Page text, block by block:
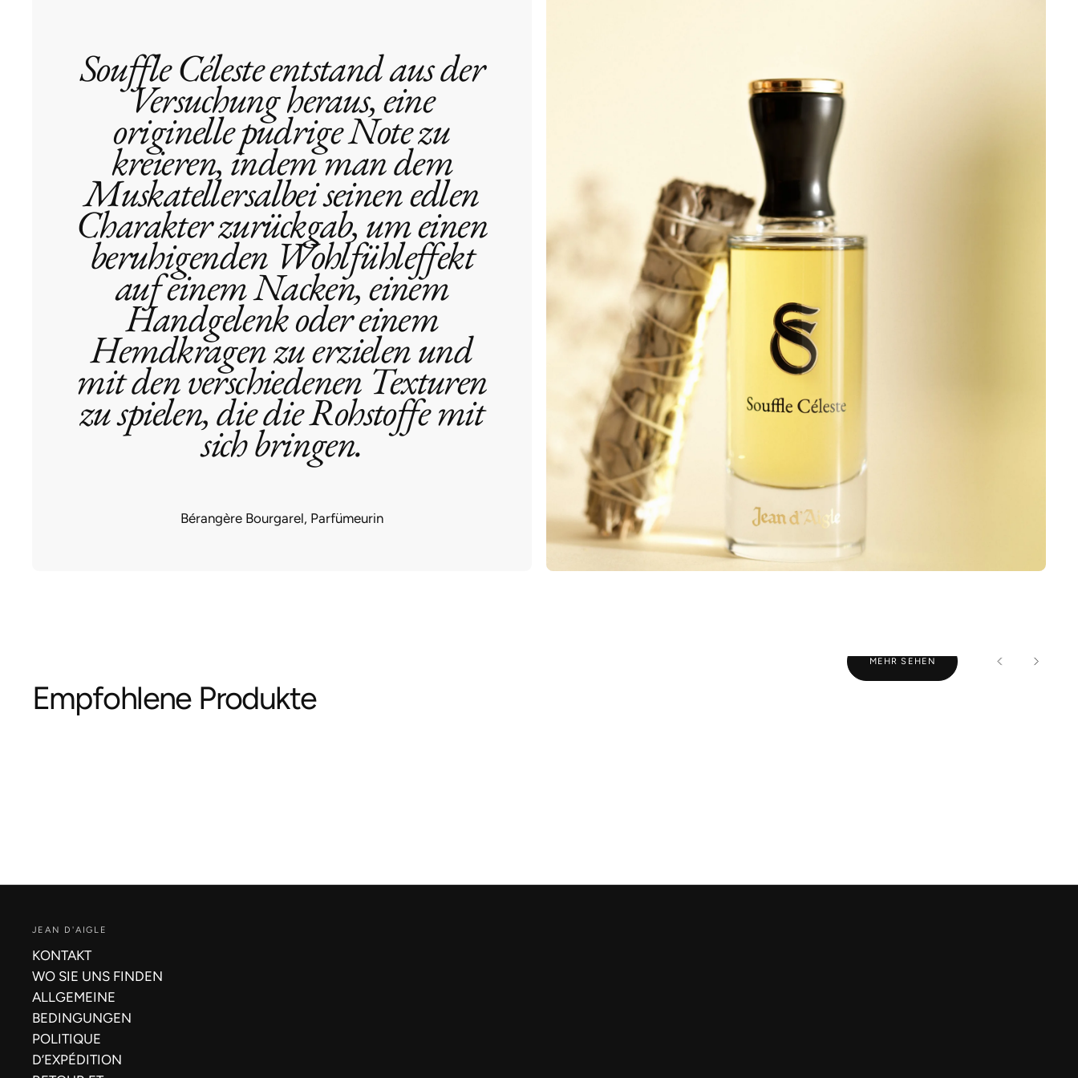
Souffle Céleste entstand aus der
Versuchung heraus, eine
originelle pudrige Note zu
kreieren, indem man dem
Muskatellersalbei seinen edlen
Charakter zurückgab, um einen
beruhigenden Wohlfühleffekt
auf einem Nacken, einem
Handgelenk oder einem
Hemdkragen zu erzielen und
mit den verschiedenen Texturen
zu spielen, die die Rohstoffe mit
sich bringen.
Bérangère Bourgarel, Parfümeurin
Empfohlene Produkte
MEHR SEHEN
JEAN D'AIGLE
KONTAKT
WO SIE UNS FINDEN
ALLGEMEINE
BEDINGUNGEN
POLITIQUE
D’EXPÉDITION
Es wurde noch kein Produkt ausgewählt.